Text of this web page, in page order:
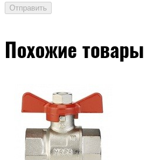
Отправить
Похожие товары